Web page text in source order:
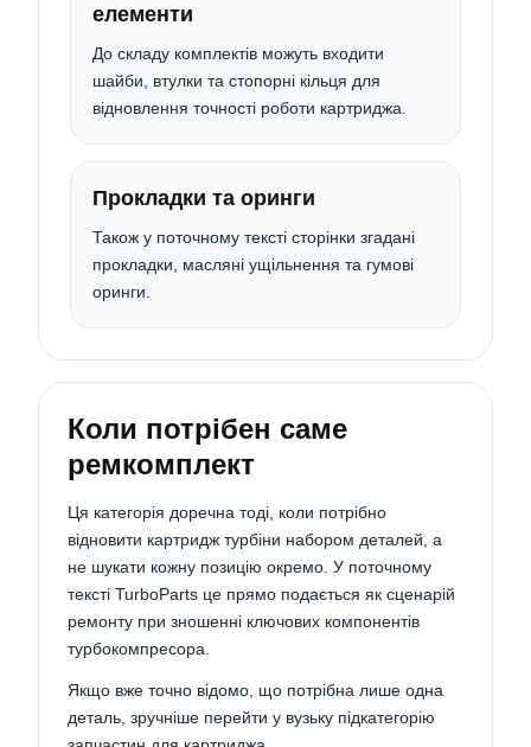
елементи
До складу комплектів можуть входити
шайби, втулки та стопорні кільця для
відновлення точності роботи картриджа.
Прокладки та оринги
Також у поточному тексті сторінки згадані
прокладки, масляні ущільнення та гумові
оринги.
Коли потрібен саме
ремкомплект
Ця категорія доречна тоді, коли потрібно
відновити картридж турбіни набором деталей, а
не шукати кожну позицію окремо. У поточному
тексті TurboParts це прямо подається як сценарій
ремонту при зношенні ключових компонентів
турбокомпресора.
Якщо вже точно відомо, що потрібна лише одна
деталь, зручніше перейти у вузьку підкатегорію